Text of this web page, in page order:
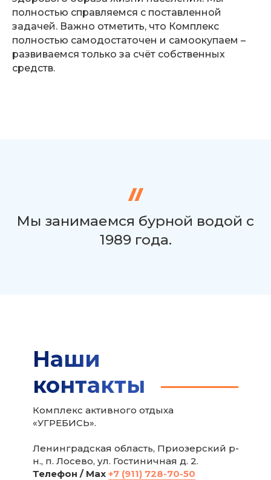
полностью справляемся с поставленной
задачей. Важно отметить, что Комплекс
полностью самодостаточен и самоокупаем –
развиваемся только за счёт собственных
средств.
Мы занимаемся бурной водой с
1989 года.
Комплекс активного отдыха
«УГРЕБИСЬ».
Ленинградская область, Приозерский р-
н., п. Лосево, ул. Гостиничная д. 2.
Телефон / Мax +7 (911) 728-70-50
Наши
контакты